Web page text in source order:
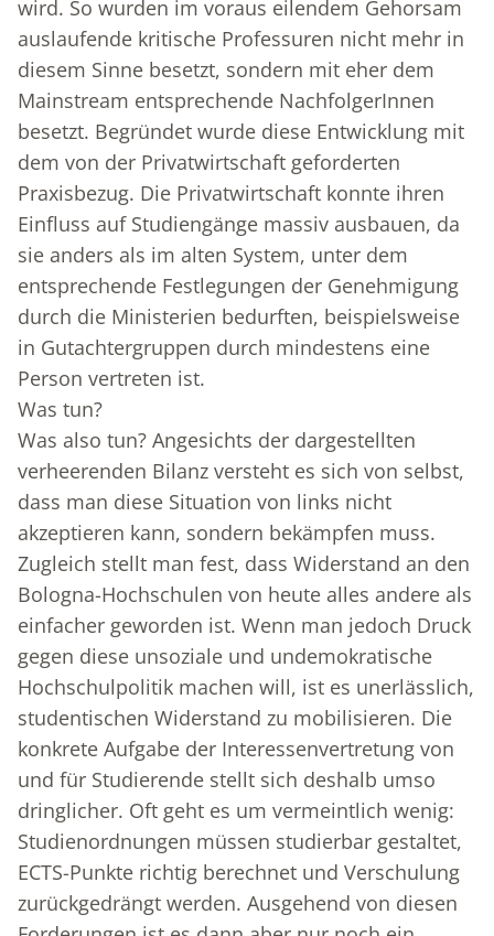
wird. So wurden im voraus eilendem Gehorsam
auslaufende kritische Professuren nicht mehr in
diesem Sinne besetzt, sondern mit eher dem
Mainstream entsprechende NachfolgerInnen
besetzt. Begründet wurde diese Entwicklung mit
dem von der Privatwirtschaft geforderten
Praxisbezug. Die Privatwirtschaft konnte ihren
Einfluss auf Studiengänge massiv ausbauen, da
sie anders als im alten System, unter dem
entsprechende Festlegungen der Genehmigung
durch die Ministerien bedurften, beispielsweise
in Gutachtergruppen durch mindestens eine
Person vertreten ist.
Was tun?
Was also tun? Angesichts der dargestellten
verheerenden Bilanz versteht es sich von selbst,
dass man diese Situation von links nicht
akzeptieren kann, sondern bekämpfen muss.
Zugleich stellt man fest, dass Widerstand an den
Bologna-Hochschulen von heute alles andere als
einfacher geworden ist. Wenn man jedoch Druck
gegen diese unsoziale und undemokratische
Hochschulpolitik machen will, ist es unerlässlich,
studentischen Widerstand zu mobilisieren. Die
konkrete Aufgabe der Interessenvertretung von
und für Studierende stellt sich deshalb umso
dringlicher. Oft geht es um vermeintlich wenig:
Studienordnungen müssen studierbar gestaltet,
ECTS-Punkte richtig berechnet und Verschulung
zurückgedrängt werden. Ausgehend von diesen